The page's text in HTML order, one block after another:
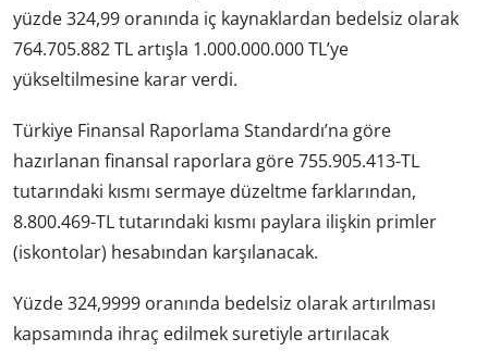
yüzde 324,99 oranında iç kaynaklardan bedelsiz olarak
764.705.882 TL artışla 1.000.000.000 TL’ye
yükseltilmesine karar verdi.
Türkiye Finansal Raporlama Standardı’na göre
hazırlanan finansal raporlara göre 755.905.413-TL
tutarındaki kısmı sermaye düzeltme farklarından,
8.800.469-TL tutarındaki kısmı paylara ilişkin primler
(iskontolar) hesabından karşılanacak.
Yüzde 324,9999 oranında bedelsiz olarak artırılması
kapsamında ihraç edilmek suretiyle artırılacak